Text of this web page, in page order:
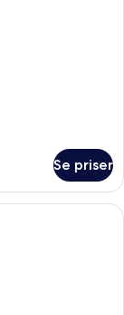
Se priser
værelset, skrivebord,